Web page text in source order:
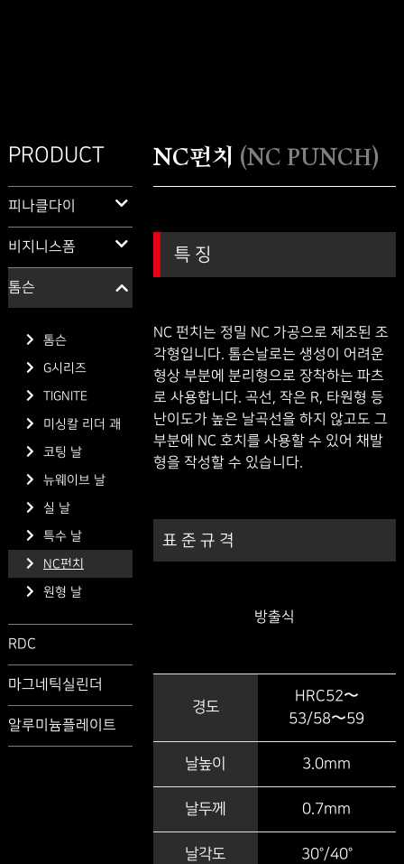
PRODUCT
피나클다이
비지니스폼
톰슨
톰슨
G시리즈
TIGNITE
미싱칼 리더 괘
코팅 날
뉴웨이브 날
실 날
특수 날
NC펀치
원형 날
RDC
마그네틱실린더
알루미늄플레이트
NC펀치 (NC PUNCH)
특 징
NC 펀치는 정밀 NC 가공으로 제조된 조
각형입니다. 톰슨날로는 생성이 어려운
형상 부분에 분리형으로 장착하는 파츠
로 사용합니다. 곡선, 작은 R, 타원형 등
난이도가 높은 날곡선을 하지 않고도 그
부분에 NC 호치를 사용할 수 있어 채발
형을 작성할 수 있습니다.
표 준 규 격
방출식
경도
HRC52〜
53/58〜59
날높이 3.0mm
날두께 0.7mm
날각도 30°/40°